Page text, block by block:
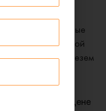
серые
вы не нашли нужной
с нами, и мы привезем
Цене